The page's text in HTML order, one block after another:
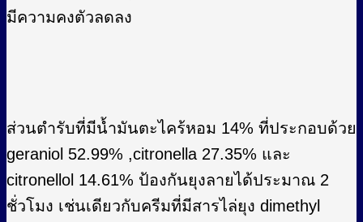
มีความคงตัวลดลง
ส่วนตำรับที่มีน้ำมันตะไคร้หอม 14% ที่ประกอบด้วย
geraniol 52.99% ,citronella 27.35% และ
citronellol 14.61% ป้องกันยุงลายได้ประมาณ 2
ชั่วโมง เช่นเดียวกับครีมที่มีสารไล่ยุง dimethyl